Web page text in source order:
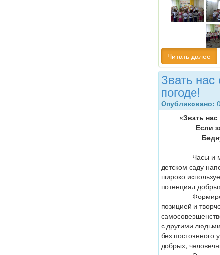
Читать далее
Звать
погоде!
Опубликовано:
«Звать
Если
Часы и
детском саду
широко
потенциал
позицией и
с другими
без постоянного
добрых,